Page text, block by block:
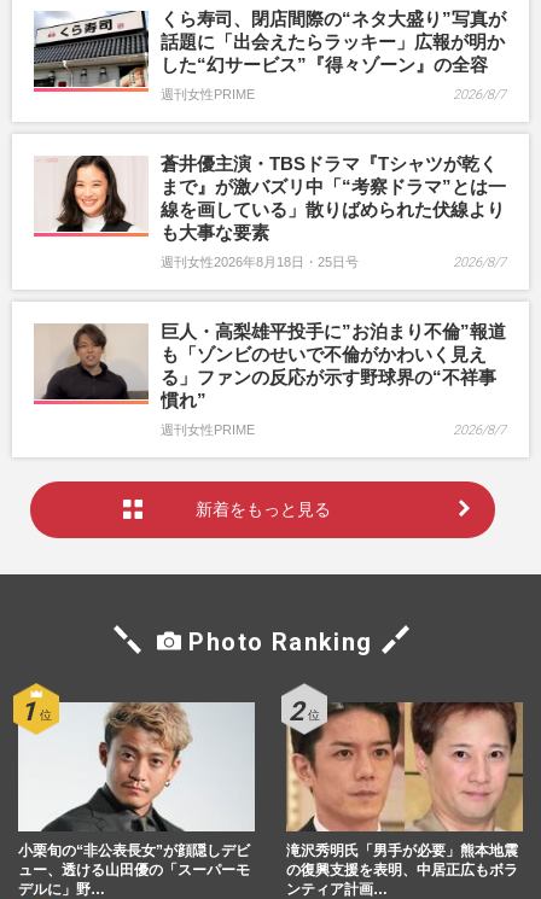
くら寿司、閉店間際の“ネタ大盛り”写真が
話題に「出会えたらラッキー」広報が明か
した“幻サービス”『得々ゾーン』の全容
週刊女性PRIME 2026/8/7
蒼井優主演・TBSドラマ『Tシャツが乾く
まで』が激バズリ中「“考察ドラマ”とは一
線を画している」散りばめられた伏線より
も大事な要素
週刊女性2026年8月18日・25日号 2026/8/7
巨人・高梨雄平投手に”お泊まり不倫”報道
も「ゾンビのせいで不倫がかわいく見え
る」ファンの反応が示す野球界の“不祥事
慣れ”
週刊女性PRIME 2026/8/7
新着をもっと見る
Photo Ranking
小栗旬の“非公表長女”が顔隠しデビ
ュー、透ける山田優の「スーパーモ
デルに」野…
滝沢秀明氏「男手が必要」熊本地震
の復興支援を表明、中居正広もボラ
ンティア計画…